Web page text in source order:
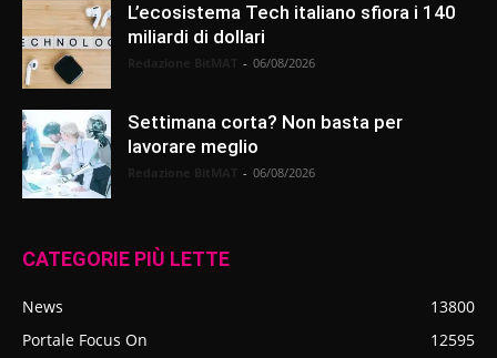
L’ecosistema Tech italiano sfiora i 140
miliardi di dollari
- 06/08/2026
Settimana corta? Non basta per
lavorare meglio
- 06/08/2026
CATEGORIE PIÙ LETTE
News
13800
Portale Focus On
12595